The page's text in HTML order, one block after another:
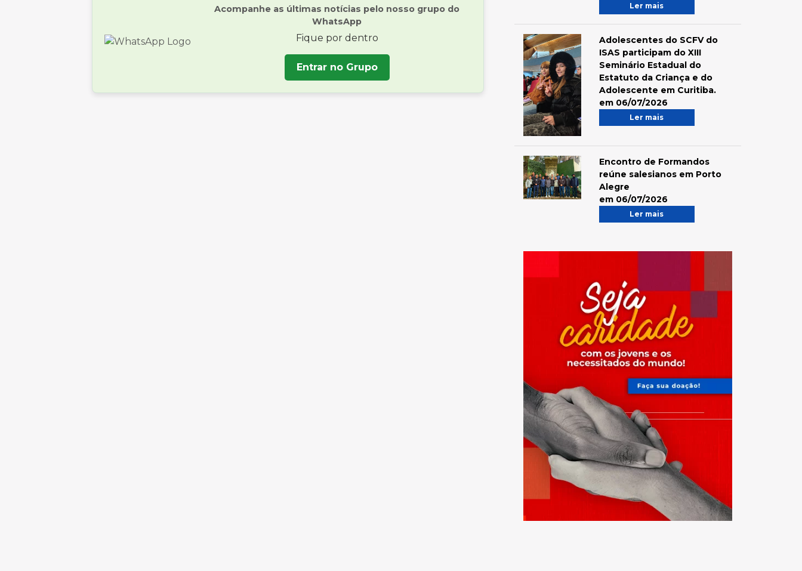
Acompanhe as últimas notícias pelo nosso grupo do
WhatsApp
Fique por dentro
Entrar no Grupo
Ler mais
Adolescentes do SCFV do
ISAS participam do XIII
Seminário Estadual do
Estatuto da Criança e do
Adolescente em Curitiba.
em 06/07/2026
Ler mais
Encontro de Formandos
reúne salesianos em Porto
Alegre
em 06/07/2026
Ler mais